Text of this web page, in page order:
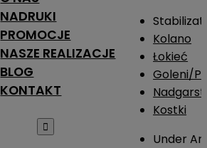
NADRUKI
PROMOCJE
NASZE REALIZACJE
BLOG
KONTAKT

Kolano
Łokieć
Goleni/
Kostki
Under